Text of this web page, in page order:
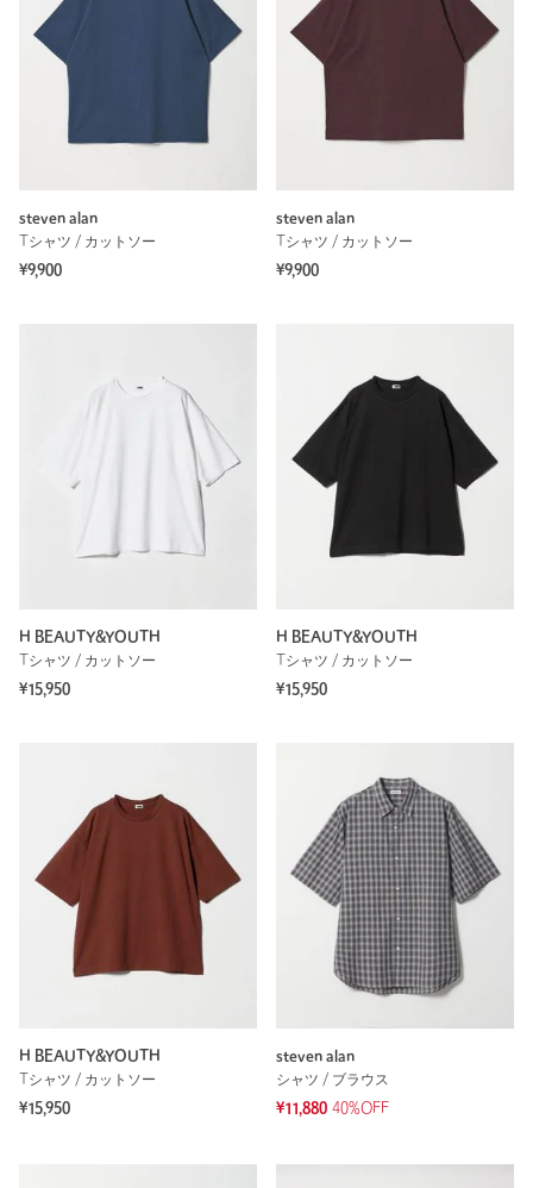
steven alan
Tシャツ / カットソー
¥9,900
steven alan
Tシャツ / カットソー
¥9,900
H BEAUTY&YOUTH
Tシャツ / カットソー
¥15,950
H BEAUTY&YOUTH
Tシャツ / カットソー
¥15,950
H BEAUTY&YOUTH
Tシャツ / カットソー
¥15,950
steven alan
シャツ / ブラウス
¥11,880 40%OFF